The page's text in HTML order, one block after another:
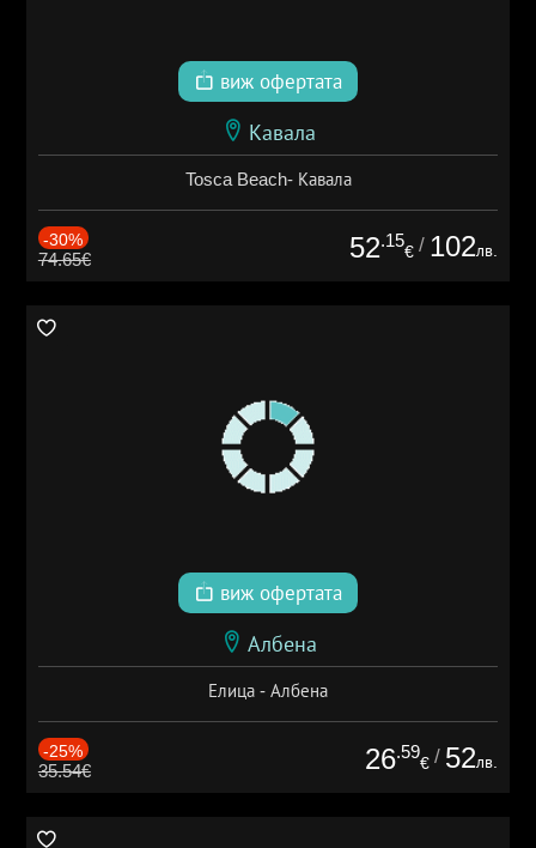
виж офертата
Кавала
Tosca Beach- Кавала
-30%
74.65€ 52.15
€ / 102лв.
виж офертата
Албена
Елица - Албена
-25%
35.54€ 26.59
€ / 52лв.